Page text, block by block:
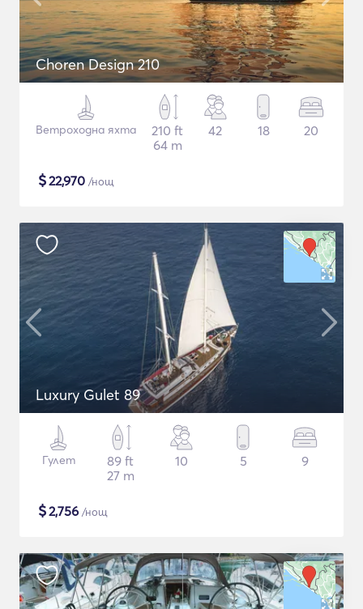
Choren Design 210
Ветроходна яхта
210 ft
64 m
42 18 20
$22,970 /нощ
Luxury Gulet 89
Гулет
89 ft
27 m
10 5 9
$2,756 /нощ